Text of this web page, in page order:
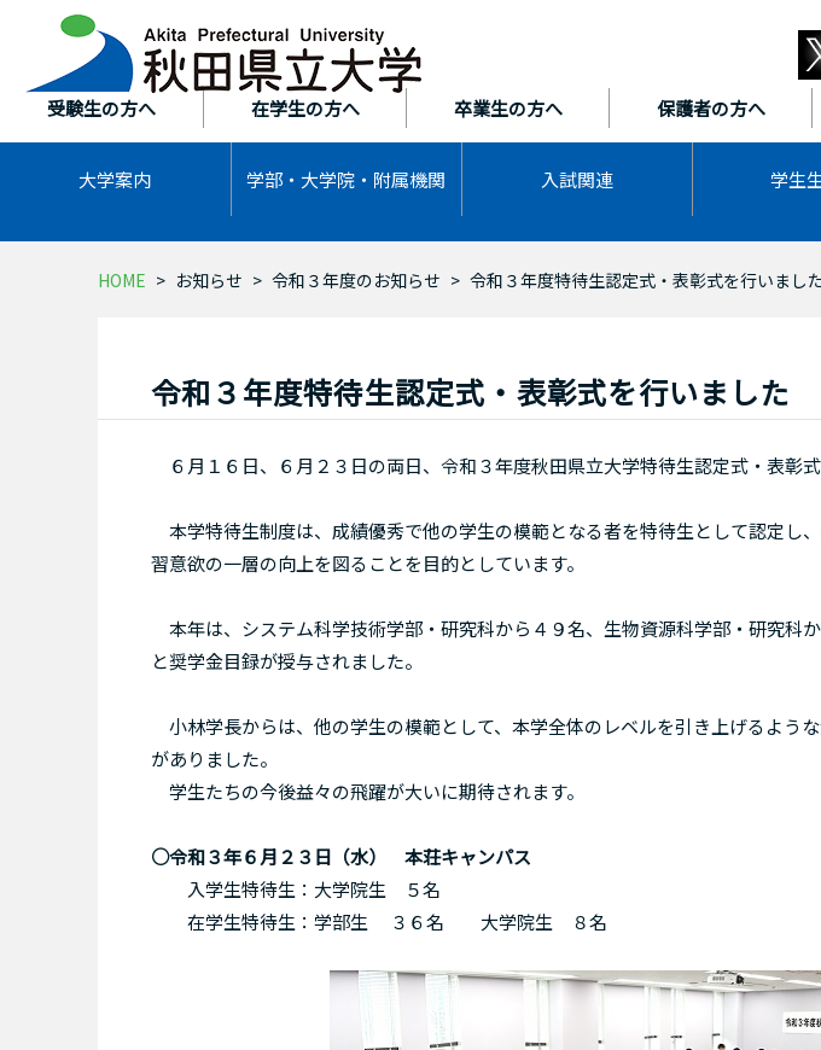
受験生の方へ 在学生の方へ 卒業生の方へ 保護者の方へ
大学案内 学部・大学院・ 附属機関 入試関連 学生
HOME お知らせ 令和３年度のお知らせ 令和３年度特待生認定式・表彰式を行いまし
令和３年度特待生認定式・表彰式を行いました
６月１６日、６月２３日の両日、令和３年度秋田県立大学特待生認定式・表彰式
本学特待生制度は、成績優秀で他の学生の模範となる者を特待生として認定し
習意欲の一層の向上を図ることを目的としています。
本年は、システム科学技術学部・研究科から４９名、生物資源科学部・研究科
と奨学金目録が授与されました。
小林学長からは、他の学生の模範として、本学全体のレベルを引き上げるよう
がありました。
学生たちの今後益々の飛躍が大いに期待されます。
○令和３年６月２３日（水） 本荘キャンパス
入学生特待生：大学院生 ５名
在学生特待生：学部生 ３６名 大学院生 ８名